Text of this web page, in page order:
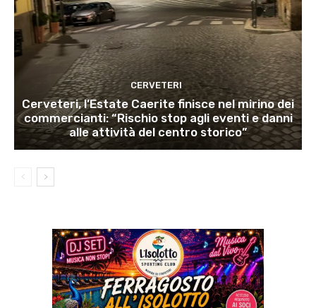
CERVETERI
Cerveteri, l’Estate Caerite finisce nel mirino dei
commercianti: “Rischio stop agli eventi e danni
alle attività del centro storico”